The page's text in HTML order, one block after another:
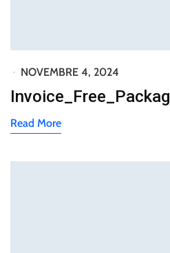
NOVEMBRE 4, 2024
Read More